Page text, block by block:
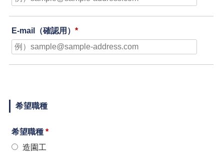
E-mail（確認用） *
希望職種
希望職種 *
造園工